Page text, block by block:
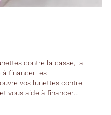
contre la casse, la
à financer les
vos lunettes contre
vous aide à financer